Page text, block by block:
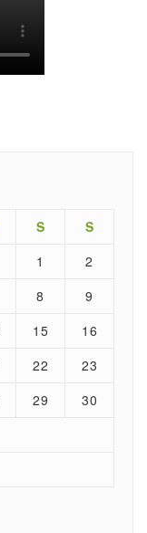
S S
1
2
8
9
15
16
22
23
29
30